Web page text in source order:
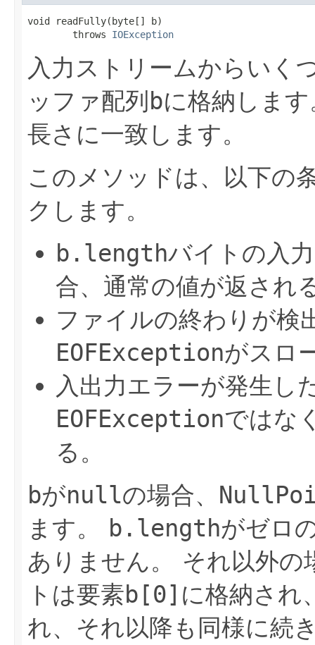
void readFully(byte[] b)
        throws
IOException
入力ストリームからいく
ッファ配列 bに格納します
長さに一致します。
このメソッドは、以下の
クします。
b.lengthバイトの入
合、通常の値が返され
ファイルの終わりが検
EOFExceptionがスロ
入出力エラーが発生し
EOFExceptionではな
る。
bがnullの場合、
ます。
b.lengthがゼロ
ありません。
それ以外の
トは要素b[0] に格納され
れ、それ以降も同様に続